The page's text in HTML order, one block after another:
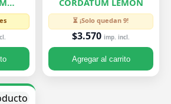
CORDATUM LEMON
⏳ ¡Solo quedan 9!
$3.570 imp. incl.
Agregar al carrito